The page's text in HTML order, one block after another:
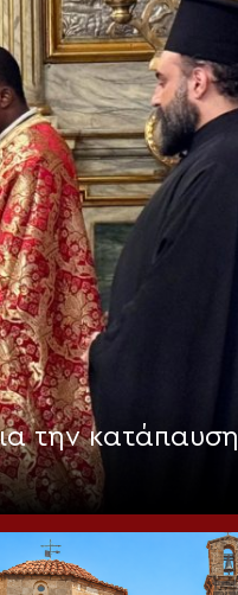
την κατάπαυση